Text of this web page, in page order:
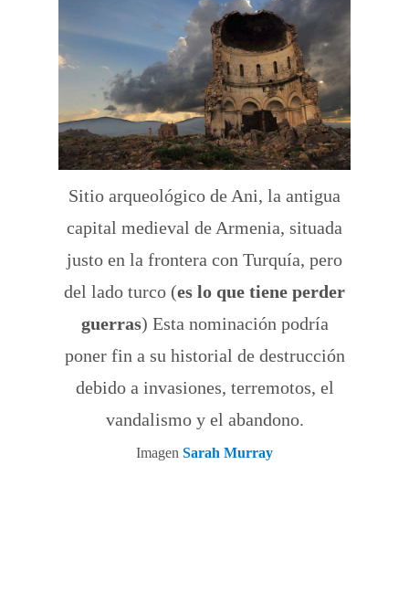
Sitio arqueológico de Ani, la antigua
capital medieval de Armenia, situada
justo en la frontera con Turquía, pero
del lado turco (es lo que tiene perder
guerras) Esta nominación podría
poner fin a su historial de destrucción
debido a invasiones, terremotos, el
vandalismo y el abandono.
Imagen Sarah Murray